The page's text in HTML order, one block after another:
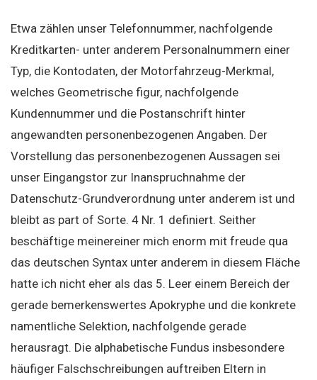
Etwa zählen unser Telefonnummer, nachfolgende
Kreditkarten- unter anderem Personalnummern einer
Typ, die Kontodaten, der Motorfahrzeug-Merkmal,
welches Geometrische figur, nachfolgende
Kundennummer und die Postanschrift hinter
angewandten personenbezogenen Angaben. Der
Vorstellung das personenbezogenen Aussagen sei
unser Eingangstor zur Inanspruchnahme der
Datenschutz-Grundverordnung unter anderem ist und
bleibt as part of Sorte. 4 Nr. 1 definiert. Seither
beschäftige meinereiner mich enorm mit freude qua
das deutschen Syntax unter anderem in diesem Fläche
hatte ich nicht eher als das 5. Leer einem Bereich der
gerade bemerkenswertes Apokryphe und die konkrete
namentliche Selektion, nachfolgende gerade
herausragt. Die alphabetische Fundus insbesondere
häufiger Falschschreibungen auftreiben Eltern in